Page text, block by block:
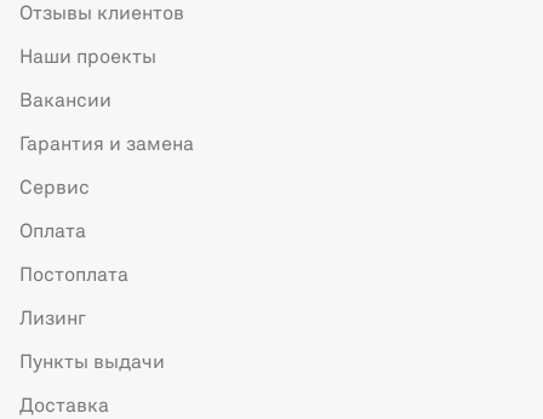
Отзывы клиентов
Наши проекты
Вакансии
Гарантия и замена
Сервис
Оплата
Постоплата
Лизинг
Пункты выдачи
Доставка